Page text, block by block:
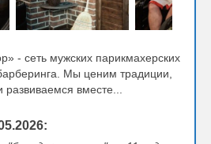
- сеть мужских парикмахерских
Мы ценим традиции,
развиваемся вместе...